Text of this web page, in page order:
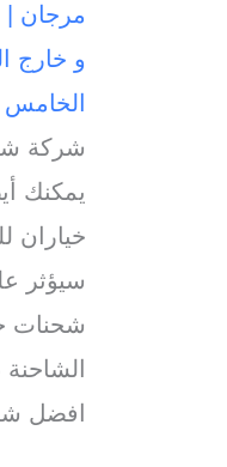
مرجان |
و خارج
الخامس
شركة
يمكنك
خياران
سيؤثر
شحنات
افضل